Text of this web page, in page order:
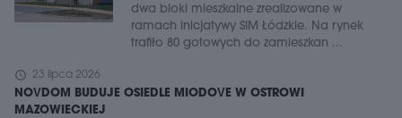
dwa bloki mieszkalne zrealizowane w
ramach inicjatywy SIM Łódzkie. Na rynek
trafiło 80 gotowych do zamieszkan ...
schedule 23 lipca 2026
NOVDOM BUDUJE OSIEDLE MIODOVE W OSTROWI
MAZOWIECKIEJ